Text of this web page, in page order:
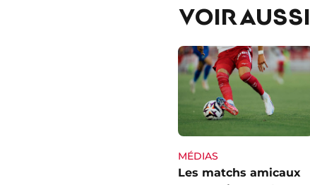
VOIR AUSSI
MÉDIAS
Les matchs amicaux